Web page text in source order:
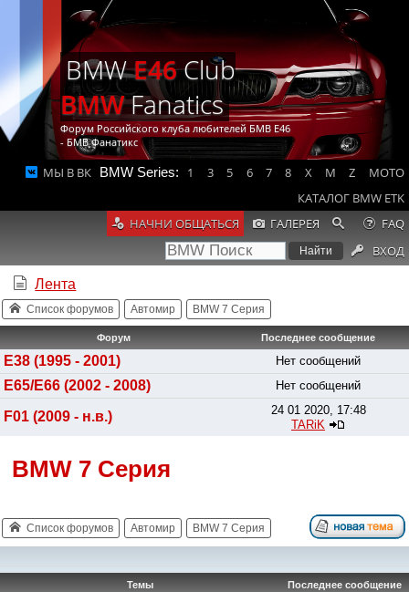
BMWE46Club
BMWFanatics
Форум Российского клуба любителей БМВ Е46
- БМВ Фанатикс
МЫ В ВК BMW Series: 1 3 5 6 7 8 X M Z
MOTO
КАТАЛОГ BMW ETK
НАЧНИ ОБЩАТЬСЯ
ГАЛЕРЕЯ
FAQ
ВХОД
Лента
Список форумов Автомир BMW 7 Серия
Форум Последнее сообщение
E38 (1995 - 2001) Нет сообщений
E65/E66 (2002 - 2008) Нет сообщений
F01 (2009 - н.в.)
24 01 2020, 17:48
TARiK
BMW 7 Серия
Список форумов Автомир BMW 7 Серия
Темы Последнее сообщение